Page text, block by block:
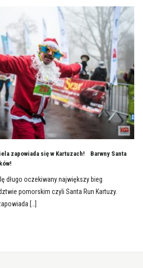
zapowiada się w Kartuzach! Barwny Santa
długo oczekiwany największy bieg
pomorskim czyli Santa Run Kartuzy.
[…]